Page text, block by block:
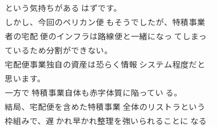
という気持ちがある はずです。
しかし、今回のペリカン便 もそうでしたが、特積事業
者の宅配 便のインフラは路線便と一緒になっ てしまっ
ているため分割ができない。
宅配便事業独自の資産は恐らく情報 システム程度だと
思います。
一方で 特積事業自体も赤字体質に陥ってい る。
結局、宅配便を含めた特積事業 全体のリストラという
枠組みで、遅 かれ早かれ整理を強いられることに なる